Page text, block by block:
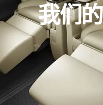
我们